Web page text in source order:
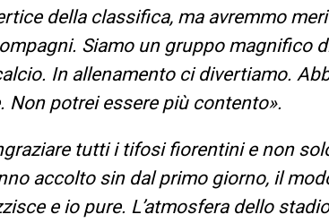
della classifica, ma avremmo
Siamo un gruppo magnifico
In allenamento ci divertiamo.
Non potrei essere più contento».
tutti i tifosi fiorentini e non
accolto sin dal primo giorno, il
e io pure. L’atmosfera dello